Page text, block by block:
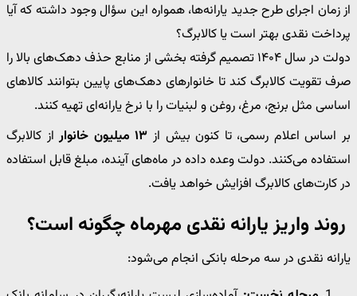
از زمان اجرای طرح جدید یارانه‌ها، همواره این سؤال وجود داشته که آیا
پرداخت نقدی بهتر است یا کالابرگ؟
دولت در سال ۱۴۰۴ تصمیم گرفته بخشی از منابع حذف دهک‌های بالا را
صرف تقویت کالابرگ کند تا خانوارهای دهک‌های پایین بتوانند کالاهای
اساسی مثل برنج، مرغ، روغن و لبنیات را با نرخ یارانه‌ای تهیه کنند.
بر اساس اعلام رسمی، تا کنون بیش از ۱۳ میلیون خانوار
از کالابرگ
استفاده می‌کنند. دولت وعده داده در ماه‌های آینده، مبلغ قابل استفاده
در کارت‌های کالابرگ افزایش خواهد یافت.
روند واریز یارانه نقدی مهرماه چگونه است؟
یارانه نقدی در سه مرحله بانکی انجام می‌شود: